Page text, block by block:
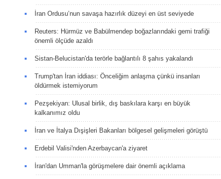
İran Ordusu’nun savaşa hazırlık düzeyi en üst seviyede
Reuters: Hürmüz ve Babülmendep boğazlarındaki gemi trafiği
önemli ölçüde azaldı
Sistan-Belucistan'da terörle bağlantılı 8 şahıs yakalandı
Trump'tan İran iddiası: Önceliğim anlaşma çünkü insanları
öldürmek istemiyorum
Pezşekiyan: Ulusal birlik, dış baskılara karşı en büyük
kalkanımız oldu
İran ve İtalya Dışişleri Bakanları bölgesel gelişmeleri görüştü
Erdebil Valisi'nden Azerbaycan'a ziyaret
İran'dan Umman'la görüşmelere dair önemli açıklama